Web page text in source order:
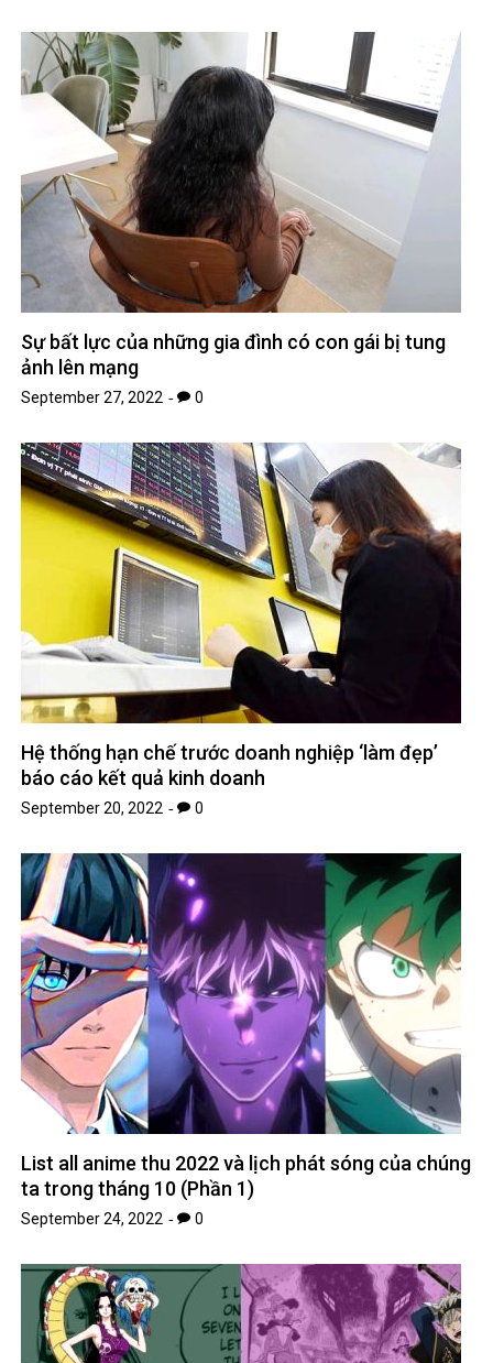
Sự bất lực của những gia đình có con gái bị tung
ảnh lên mạng
September 27, 2022 0
Hệ thống hạn chế trước doanh nghiệp ‘làm đẹp’
báo cáo kết quả kinh doanh
September 20, 2022 0
List all anime thu 2022 và lịch phát sóng của chúng
ta trong tháng 10 (Phần 1)
September 24, 2022 0